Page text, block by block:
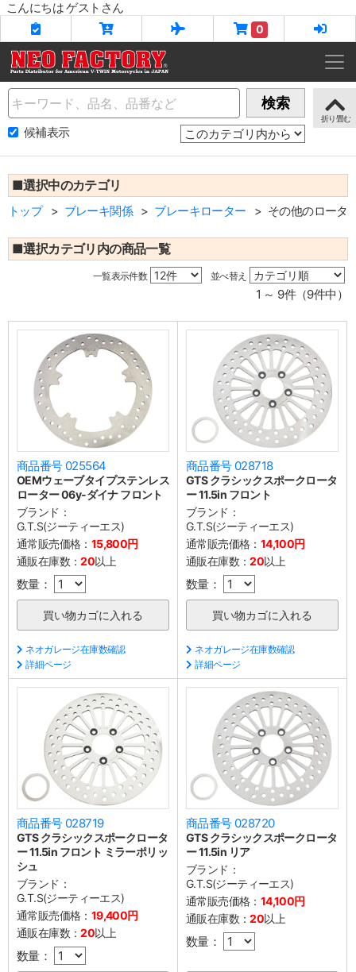
こんにちは ゲストさん
0
Name 検索
候補表示
■選択中のカテゴリ
トップ ブレーキ関係 ブレーキローター その他のロータ
■選択カテゴリ内の商品一覧
一覧表示件数 並べ替え
1 ～ 9件（9件中）
商品番号 025564
OEMウェーブタイプステンレス
ローター 06y-ダイナ フロント
ブランド：
G.T.S(ジーティーエス)
通常販売価格： 15,800円
通販在庫数：20以上
数量：
ネオガレージ在庫数確認
詳細ページ
商品番号 028718
GTS クラシックスポークロータ
ー 11.5in フロント
ブランド：
G.T.S(ジーティーエス)
通常販売価格： 14,100円
通販在庫数：20以上
数量：
ネオガレージ在庫数確認
詳細ページ
商品番号 028719
GTS クラシックスポークロータ
ー 11.5in フロント ミラーポリッ
シュ
ブランド：
G.T.S(ジーティーエス)
通常販売価格： 19,400円
通販在庫数：20以上
数量：
商品番号 028720
GTS クラシックスポークロータ
ー 11.5in リア
ブランド：
G.T.S(ジーティーエス)
通常販売価格： 14,100円
通販在庫数：20以上
数量：